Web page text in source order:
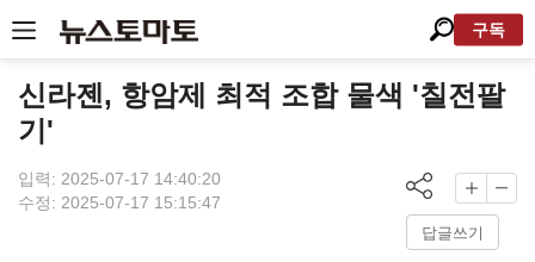
구독
신라젠, 항암제 최적 조합 물색 '칠전팔
기'
입력: 2025-07-17 14:40:20
수정: 2025-07-17 15:15:47
답글쓰기